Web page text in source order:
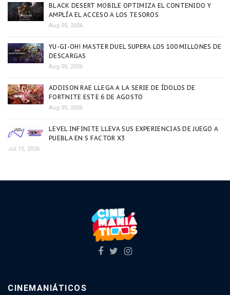
BLACK DESERT MOBILE OPTIMIZA EL CONTENIDO Y
AMPLÍA EL ACCESO A LOS TESOROS
Aug 05, 2026
YU-GI-OH! MASTER DUEL SUPERA LOS 100 MILLONES DE
DESCARGAS
Aug 05, 2026
ADDISON RAE LLEGA A LA SERIE DE ÍDOLOS DE
FORTNITE ESTE 6 DE AGOSTO
Aug 05, 2026
LEVEL INFINITE LLEVA SUS EXPERIENCIAS DE JUEGO A
PUEBLA EN S FACTOR X3
Jul 15, 2026
CINEMANIÁTICOS